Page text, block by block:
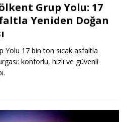
Grup Yolu: 17
Yeniden Doğan
Yolu 17 bin ton sıcak asfaltla
konforlu, hızlı ve güvenli